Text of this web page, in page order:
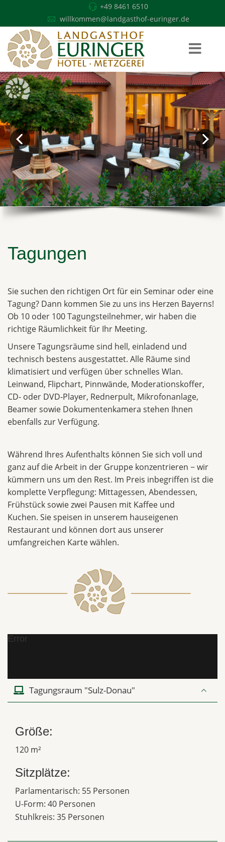
+49 8461 6510
willkommen@landgasthof-euringer.de
Tagungen
Sie suchen den richtigen Ort für ein Seminar oder eine
Tagung? Dann kommen Sie zu uns ins Herzen Bayerns!
Ob 10 oder 100 Tagungsteilnehmer, wir haben die
richtige Räumlichkeit für Ihr Meeting.
Unsere Tagungsräume sind hell, einladend und
technisch bestens ausgestattet. Alle Räume sind
klimatisiert und verfügen über schnelles Wlan.
Leinwand, Flipchart, Pinnwände, Moderationskoffer,
CD- oder DVD-Player, Rednerpult, Mikrofonanlage,
Beamer sowie Dokumentenkamera stehen Ihnen
ebenfalls zur Verfügung.
Während Ihres Aufenthalts können Sie sich voll und
ganz auf die Arbeit in der Gruppe konzentrieren − wir
kümmern uns um den Rest. Im Preis inbegriffen ist die
komplette Verpflegung: Mittagessen, Abendessen,
Frühstück sowie zwei Pausen mit Kaffee und
Kuchen. Sie speisen in unserem hauseigenen
Restaurant und können dort aus unserer
umfangreichen Karte wählen.
Error
Tagungsraum "Sulz-Donau"
Größe:
120 m²
Sitzplätze:
Parlamentarisch: 55 Personen
U-Form: 40 Personen
Stuhlkreis: 35 Personen